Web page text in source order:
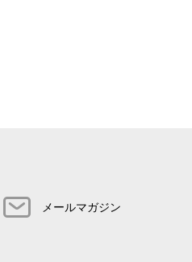
メールマガジン